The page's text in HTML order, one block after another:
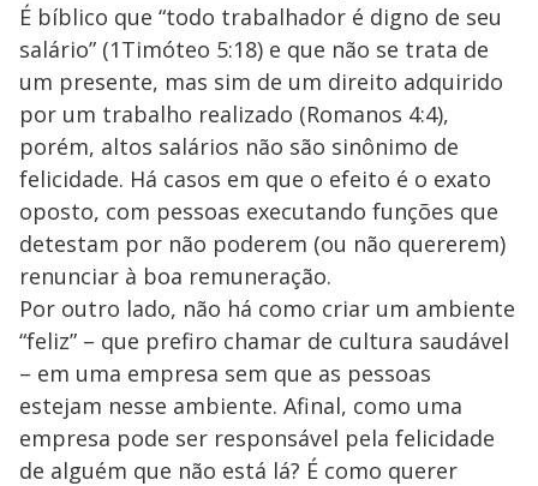
É bíblico que “todo trabalhador é digno de seu
salário” (1Timóteo 5:18) e que não se trata de
um presente, mas sim de um direito adquirido
por um trabalho realizado (Romanos 4:4),
porém, altos salários não são sinônimo de
felicidade. Há casos em que o efeito é o exato
oposto, com pessoas executando funções que
detestam por não poderem (ou não quererem)
renunciar à boa remuneração.
Por outro lado, não há como criar um ambiente
“feliz” – que prefiro chamar de cultura saudável
– em uma empresa sem que as pessoas
estejam nesse ambiente. Afinal, como uma
empresa pode ser responsável pela felicidade
de alguém que não está lá? É como querer